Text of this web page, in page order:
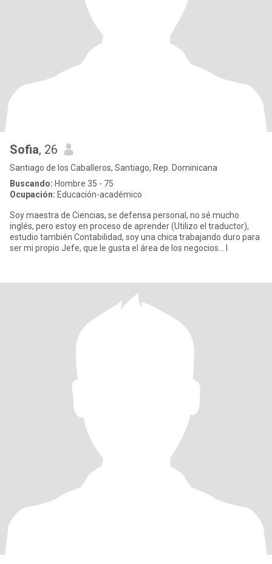
Sofia, 26
Santiago de los Caballeros, Santiago, Rep. Dominicana
Buscando: Hombre 35 - 75
Ocupación: Educación-académico
Soy maestra de Ciencias, se defensa personal, no sé mucho
inglés, pero estoy en proceso de aprender (Utilizo el traductor),
estudio también Contabilidad, soy una chica trabajando duro para
ser mi propio Jefe, que le gusta el área de los negocios... I